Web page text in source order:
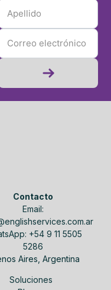
Contacto
Email:
+54 9 11 5505
5286
Aires, Argentina
Soluciones